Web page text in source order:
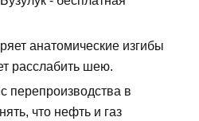
анатомические изгибы
расслабить шею.
перепроизводства в
что нефть и газ